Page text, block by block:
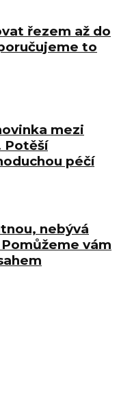
řezem až do
to
mezi
Potěší
péčí
nebývá
vám